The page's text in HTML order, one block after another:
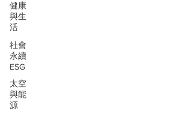
健康
與生
活
社會
永續
ESG
太空
與能
源